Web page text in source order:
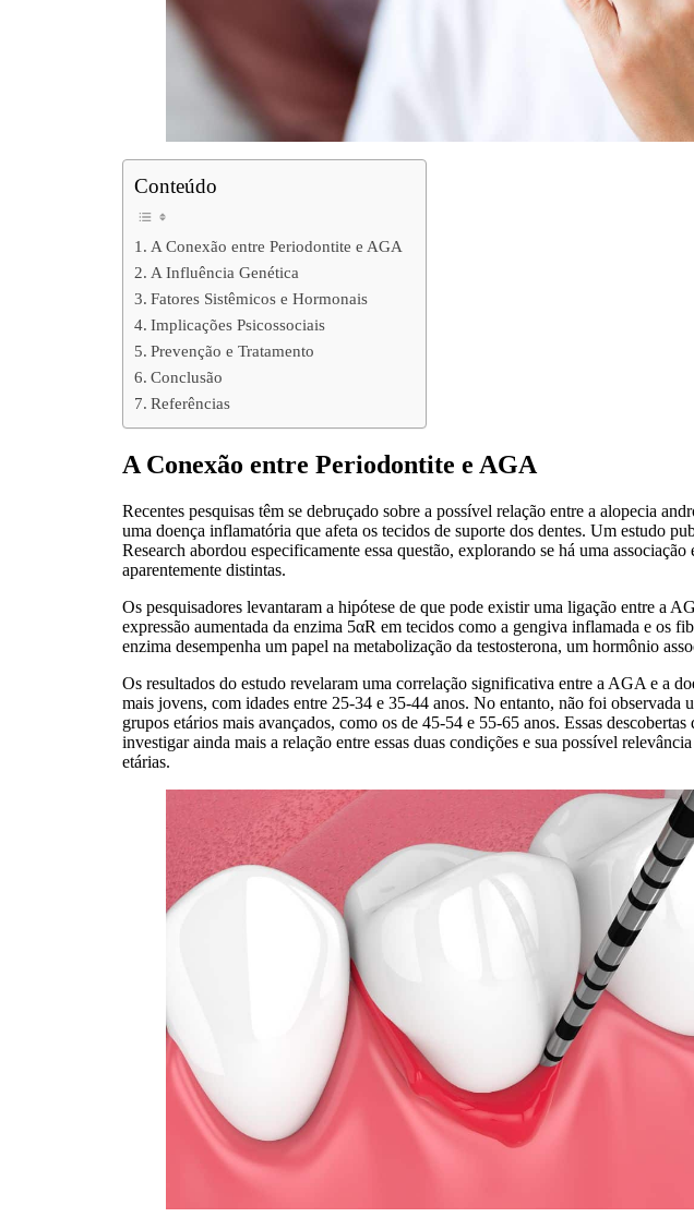
Conteúdo
A Conexão entre Periodontite e AGA
A Influência Genética
Fatores Sistêmicos e Hormonais
Implicações Psicossociais
Prevenção e Tratamento
Conclusão
Referências
A Conexão entre Periodontite e AGA
Recentes pesquisas têm se debruçado sobre a possível relação entre a alopecia
uma doença inflamatória que afeta os tecidos de suporte dos dentes. Um estudo
Research abordou especificamente essa questão, explorando se há uma associação
aparentemente distintas.
Os pesquisadores levantaram a hipótese de que pode existir uma ligação entre a
expressão aumentada da enzima 5αR em tecidos como a gengiva inflamada e os
enzima desempenha um papel na metabolização da testosterona, um hormônio
Os resultados do estudo revelaram uma correlação significativa entre a AGA e a
mais jovens, com idades entre 25-34 e 35-44 anos. No entanto, não foi observada
grupos etários mais avançados, como os de 45-54 e 55-65 anos. Essas
investigar ainda mais a relação entre essas duas condições e sua possível
etárias.